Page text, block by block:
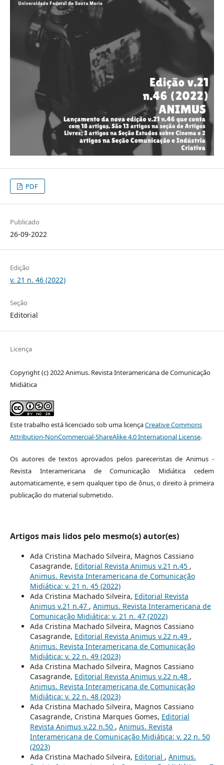
PDF
Publicado
26-09-2022
Edição
v. 21 n. 46 (2022)
Seção
Editorial
Licença
Copyright (c) 2022 Animus. Revista Interamericana de Comunicação
Midiática
Este trabalho está licenciado sob uma licençaCreative Commons
Attribution-NonCommercial-ShareAlike 4.0 International License.
Os autores de textos aprovados pelos pareceristas de Animus -
Revista Interamericana de Comunicação Midiática cedem
automaticamente, e sem qualquer tipo de ônus, o direito à primeira
publicação do material submetido.
Artigos mais lidos pelo mesmo(s) autor(es)
Ada Cristina Machado Silveira, Magnos Cassiano
Casagrande, Editorial Revista Animus v.21 n.45 ,
Animus. Revista Interamericana de Comunicação
Midiática: v. 21 n. 45 (2022)
Ada Cristina Machado Silveira, Editorial Revista
Animus v.21 n.47 , Animus. Revista Interamericana de
Comunicação Midiática: v. 21 n. 47 (2022)
Ada Cristina Machado Silveira, Magnos Cassiano
Casagrande, Editorial Revista Animus v.22 n.49 ,
Animus. Revista Interamericana de Comunicação
Midiática: v. 22 n. 49 (2023)
Ada Cristina Machado Silveira, Magnos Cassiano
Casagrande, Editorial Revista Animus v.22 n.48 ,
Animus. Revista Interamericana de Comunicação
Midiática: v. 22 n. 48 (2023)
Ada Cristina Machado Silveira, Magnos Cassiano
Casagrande, Cristina Marques Gomes, Editorial
Revista Animus v.22 n.50 , Animus. Revista
Interamericana de Comunicação Midiática: v. 22 n. 50
(2023)
Ada Cristina Machado Silveira, Editorial , Animus.